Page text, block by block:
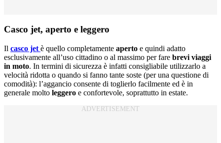
Casco jet, aperto e leggero
Il casco jet è quello completamente aperto e quindi adatto
esclusivamente all’uso cittadino o al massimo per fare brevi viaggi
in moto. In termini di sicurezza è infatti consigliabile utilizzarlo a
velocità ridotta o quando si fanno tante soste (per una questione di
comodità): l’aggancio consente di toglierlo facilmente ed è in
generale molto leggero e confortevole, soprattutto in estate.